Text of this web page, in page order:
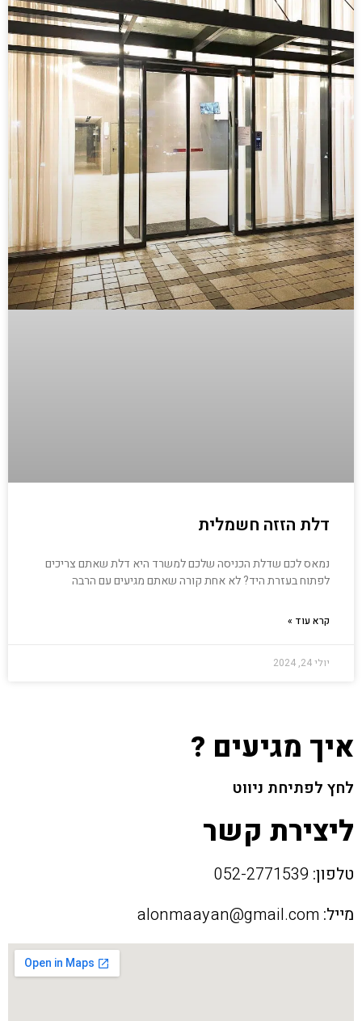
דלת הזזה חשמלית
נמאס לכם שדלת הכניסה שלכם למשרד היא דלת שאתם צריכים
לפתוח בעזרת היד? לא אחת קורה שאתם מגיעים עם הרבה
קרא עוד »
יולי 24, 2024
איך מגיעים ?
לחץ לפתיחת ניווט
ליצירת קשר
טלפון:
מייל: alonmaayan@gmail.com